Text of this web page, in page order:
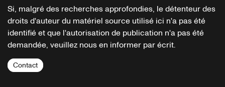
Si, malgré des recherches approfondies, le détenteur des
droits d'auteur du matériel source utilisé ici n'a pas été
identifié et que l'autorisation de publication n'a pas été
demandée, veuillez nous en informer par écrit.
Contact